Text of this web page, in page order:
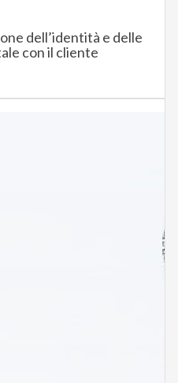
dell’identità e delle
con il cliente